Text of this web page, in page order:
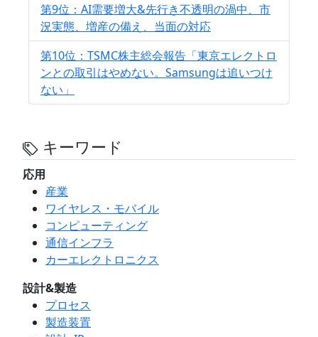
第9位：AI需要増大&先行き不透明の渦中、市
況実態、増産の備え、当面の対応
第10位：TSMC株主総会報告「東京エレクトロ
ンとの取引はやめない。Samsungは追いつけ
ない」
キーワード
応用
産業
ワイヤレス・モバイル
コンピューティング
通信インフラ
カーエレクトロニクス
設計&製造
プロセス
製造装置